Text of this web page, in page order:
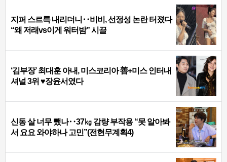
지퍼 스르륵 내리더니‥비비, 선정성 논란 터졌다
“왜 저래vs이게 워터밤” 시끌
‘김부장’ 최대훈 아내, 미스코리아 善+미스 인터내
셔널 3위 ♥장윤서였다
신동 살 너무 뺐나‥37㎏ 감량 부작용 “못 알아봐
서 요요 와야하나 고민”(전현무계획4)